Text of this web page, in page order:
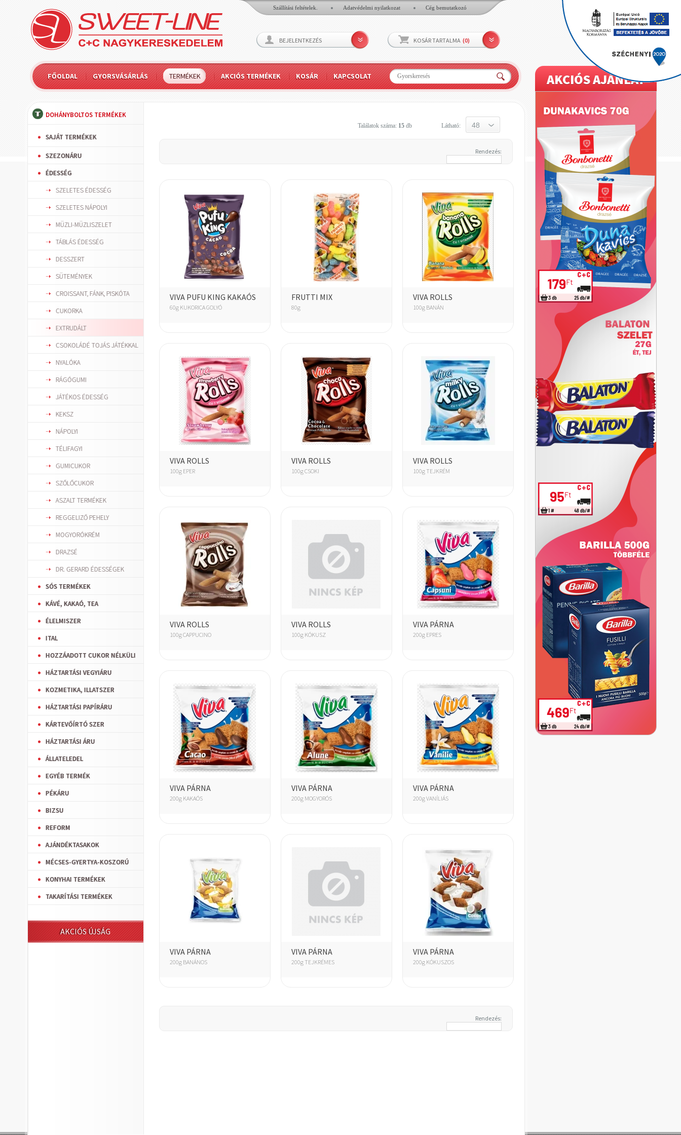
Szállítási feltételek. Adatvédelmi nyilatkozat Cég bemutatkozó
BEJELENTKEZÉS KOSÁR TARTALMA (0)
FŐOLDAL GYORSVÁSÁRLÁS TERMÉKEK AKCIÓS TERMÉKEK KOSÁR KAPCSOLAT AKCIÓS AJÁNLAT
DOHÁNYBOLTOS TERMÉKEK
SAJÁT TERMÉKEK
SZEZONÁRU
ÉDESSÉG
SZELETES ÉDESSÉG
SZELETES NÁPOLYI
MÜZLI-MÜZLISZELET
TÁBLÁS ÉDESSÉG
DESSZERT
SÜTEMÉNYEK
CROISSANT, FÁNK, PISKÓTA
CUKORKA
EXTRUDÁLT
CSOKOLÁDÉ TOJÁS JÁTÉKKAL
NYALÓKA
RÁGÓGUMI
JÁTÉKOS ÉDESSÉG
KEKSZ
NÁPOLYI
TÉLIFAGYI
GUMICUKOR
SZŐLŐCUKOR
ASZALT TERMÉKEK
REGGELIZŐ PEHELY
MOGYORÓKRÉM
DRAZSÉ
DR. GERARD ÉDESSÉGEK
SÓS TERMÉKEK
KÁVÉ, KAKAÓ, TEA
ÉLELMISZER
ITAL
HOZZÁADOTT CUKOR NÉLKÜLI
HÁZTARTÁSI VEGYIÁRU
KOZMETIKA, ILLATSZER
HÁZTARTÁSI PAPÍRÁRU
KÁRTEVŐÍRTÓ SZER
HÁZTARTÁSI ÁRU
ÁLLATELEDEL
EGYÉB TERMÉK
PÉKÁRU
BIZSU
REFORM
AJÁNDÉKTASAKOK
MÉCSES-GYERTYA-KOSZORÚ
KONYHAI TERMÉKEK
TAKARÍTÁSI TERMÉKEK
AKCIÓS ÚJSÁG
Találatok száma: 15db Látható:
Rendezés:
VIVA PUFU KING KAKAÓS
60g KUKORICA GOLYÓ
FRUTTI MIX
80g
VIVA ROLLS
100g BANÁN
VIVA ROLLS
100g EPER
VIVA ROLLS
100g CSOKI
VIVA ROLLS
100g TEJKRÉM
VIVA ROLLS
100g CAPPUCINO
VIVA ROLLS
100g KÓKUSZ
VIVA PÁRNA
200g EPRES
VIVA PÁRNA
200g KAKAÓS
VIVA PÁRNA
200g MOGYORÓS
VIVA PÁRNA
200g VANÍLIÁS
VIVA PÁRNA
200g BANÁNOS
VIVA PÁRNA
200g TEJKRÉMES
VIVA PÁRNA
200g KÓKUSZOS
Rendezés: